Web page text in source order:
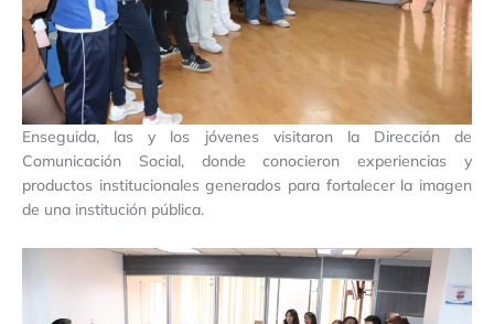
Enseguida, las y los jóvenes visitaron la Dirección de
Comunicación Social, donde conocieron experiencias y
productos institucionales generados para fortalecer la imagen
de una institución pública.